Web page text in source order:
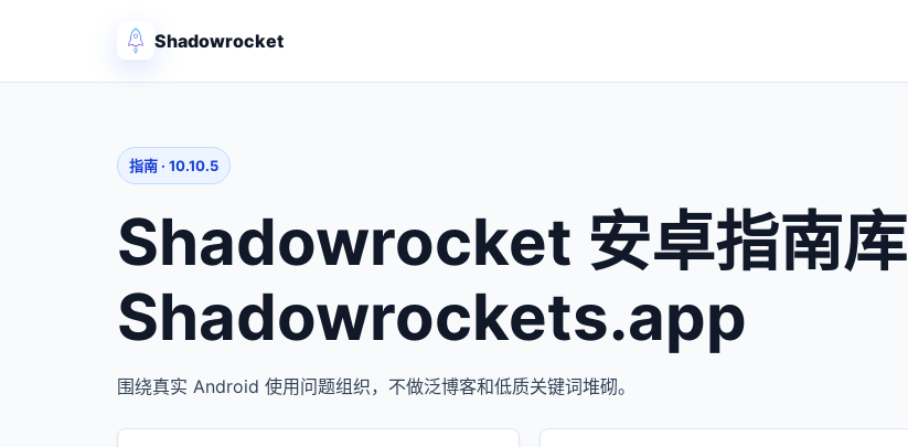
Shadowrocket
指南 · 10.10.5
Shadowrocket 安卓指南库 |
Shadowrockets.app
围绕真实 Android 使用问题组织，不做泛博客和低质关键词堆砌。